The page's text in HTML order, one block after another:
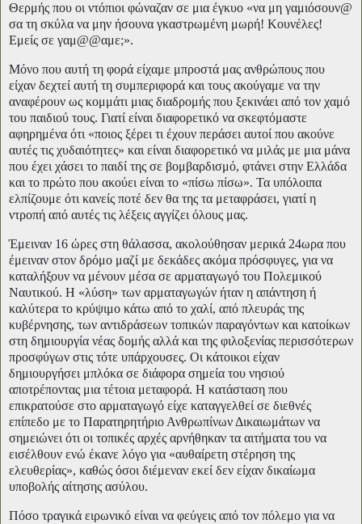
Θερμής που οι ντόπιοι φώναζαν σε μια έγκυο «να μη γαμιόσουν@
σα τη σκύλα να μην ήσουνα γκαστρωμένη μωρή! Κουνέλες!
Εμείς σε γαμ@@αμε;».
Μόνο που αυτή τη φορά είχαμε μπροστά μας ανθρώπους που
είχαν δεχτεί αυτή τη συμπεριφορά και τους ακούγαμε να την
αναφέρουν ως κομμάτι μιας διαδρομής που ξεκινάει από τον χαμό
του παιδιού τους. Γιατί είναι διαφορετικό να σκεφτόμαστε
αφηρημένα ότι «ποιος ξέρει τι έχουν περάσει αυτοί που ακούνε
αυτές τις χυδαιότητες» και είναι διαφορετικό να μιλάς με μια μάνα
που έχει χάσει το παιδί της σε βομβαρδισμό, φτάνει στην Ελλάδα
και το πρώτο που ακούει είναι το «πίσω πίσω». Τα υπόλοιπα
ελπίζουμε ότι κανείς ποτέ δεν θα της τα μεταφράσει, γιατί η
ντροπή από αυτές τις λέξεις αγγίζει όλους μας.
Έμειναν 16 ώρες στη θάλασσα, ακολούθησαν μερικά 24ωρα που
έμειναν στον δρόμο μαζί με δεκάδες ακόμα πρόσφυγες, για να
καταλήξουν να μένουν μέσα σε αρματαγωγό του Πολεμικού
Ναυτικού. Η «λύση» των αρματαγωγών ήταν η απάντηση ή
καλύτερα το κρύψιμο κάτω από το χαλί, από πλευράς της
κυβέρνησης, των αντιδράσεων τοπικών παραγόντων και κατοίκων
στη δημιουργία νέας δομής αλλά και της φιλοξενίας περισσότερων
προσφύγων στις τότε υπάρχουσες. Οι κάτοικοι είχαν
δημιουργήσει μπλόκα σε διάφορα σημεία του νησιού
αποτρέποντας μια τέτοια μεταφορά. Η κατάσταση που
επικρατούσε στο αρματαγωγό είχε καταγγελθεί σε διεθνές
επίπεδο με το Παρατηρητήριο Ανθρωπίνων Δικαιωμάτων να
σημειώνει ότι οι τοπικές αρχές αρνήθηκαν τα αιτήματα του να
εισέλθουν ενώ έκανε λόγο για «αυθαίρετη στέρηση της
ελευθερίας», καθώς όσοι διέμεναν εκεί δεν είχαν δικαίωμα
υποβολής αίτησης ασύλου.
Πόσο τραγικά ειρωνικό είναι να φεύγεις από τον πόλεμο για να